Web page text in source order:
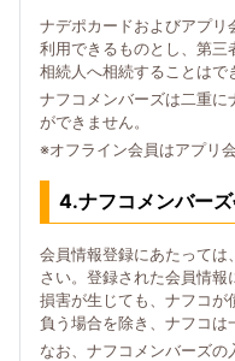
ナデポカードおよびアプリ
利用できるものとし、第三
相続人へ相続することはで
ナフコメンバーズは二重に
ができません。
※オフライン会員はアプリ
4.ナフコメンバー
会員情報登録にあたっては
さい。登録された会員情報
損害が生じても、ナフコが
負う場合を除き、ナフコは
なお、ナフコメンバーズ